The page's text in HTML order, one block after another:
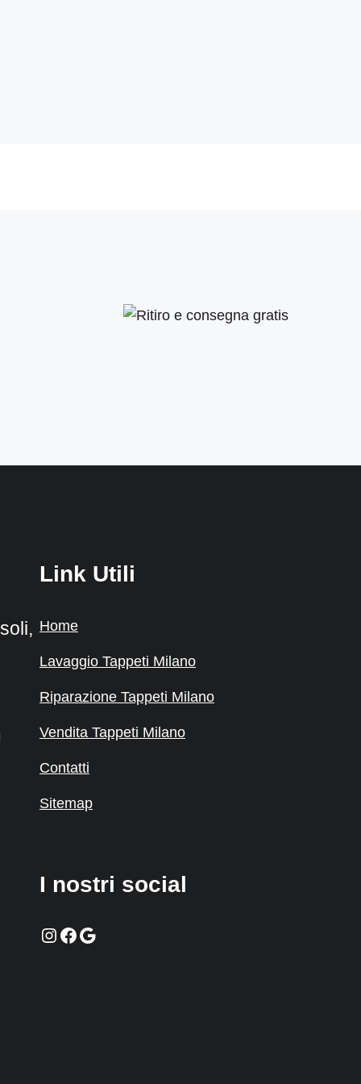
Link Utili
Home
Lavaggio Tappeti Milano
Riparazione Tappeti Milano
Vendita Tappeti Milano
Contatti
Sitemap
I nostri social
Instagram
Facebook
Google